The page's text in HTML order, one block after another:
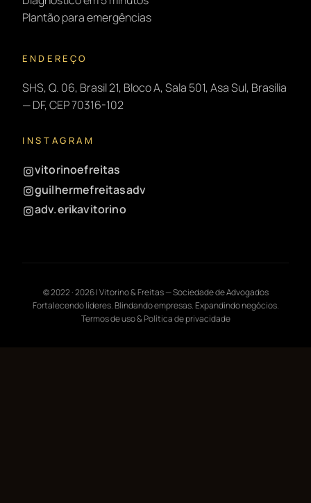
Plantão para emergências
ENDEREÇO
SHS, Q. 06, Brasil 21, Bloco A, Sala 501, Asa Sul, Brasília
— DF, CEP 70316-102
INSTAGRAM
vitorinoefreitas
guilhermefreitasadv
adv.erikavitorino
© 2022 ·2026| Vitorino & Freitas — Sociedade de Advogados
Fortalecendo líderes. Blindando empresas. Expandindo negócios.
Termos de uso & Política de privacidade